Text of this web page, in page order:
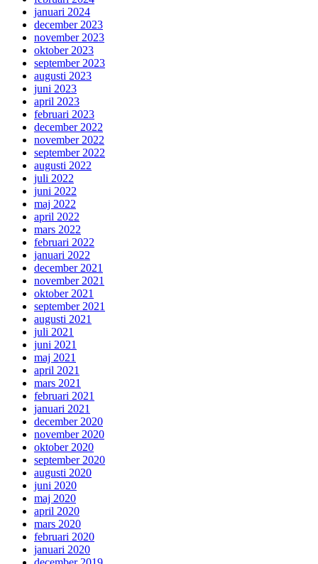
januari 2024
december 2023
november 2023
oktober 2023
september 2023
augusti 2023
juni 2023
april 2023
februari 2023
december 2022
november 2022
september 2022
augusti 2022
juli 2022
juni 2022
maj 2022
april 2022
mars 2022
februari 2022
januari 2022
december 2021
november 2021
oktober 2021
september 2021
augusti 2021
juli 2021
juni 2021
maj 2021
april 2021
mars 2021
februari 2021
januari 2021
december 2020
november 2020
oktober 2020
september 2020
augusti 2020
juni 2020
maj 2020
april 2020
mars 2020
februari 2020
januari 2020